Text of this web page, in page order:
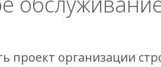
проект организации